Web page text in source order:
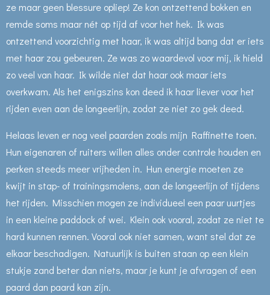
ze maar geen blessure opliep! Ze kon ontzettend bokken en
remde soms maar nét op tijd af voor het hek. Ik was
ontzettend voorzichtig met haar, ik was altijd bang dat er iets
met haar zou gebeuren. Ze was zo waardevol voor mij, ik hield
zo veel van haar. Ik wilde niet dat haar ook maar iets
overkwam. Als het enigszins kon deed ik haar liever voor het
rijden even aan de longeerlijn, zodat ze niet zo gek deed.
Helaas leven er nog veel paarden zoals mijn Raffinette toen.
Hun eigenaren of ruiters willen alles onder controle houden en
perken steeds meer vrijheden in. Hun energie moeten ze
kwijt in stap- of trainingsmolens, aan de longeerlijn of tijdens
het rijden. Misschien mogen ze individueel een paar uurtjes
in een kleine paddock of wei. Klein ook vooral, zodat ze niet te
hard kunnen rennen. Vooral ook niet samen, want stel dat ze
elkaar beschadigen. Natuurlijk is buiten staan op een klein
stukje zand beter dan niets, maar je kunt je afvragen of een
paard dan paard kan zijn.